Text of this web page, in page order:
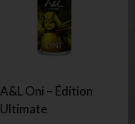
A&L Oni – Édition
Ultimate